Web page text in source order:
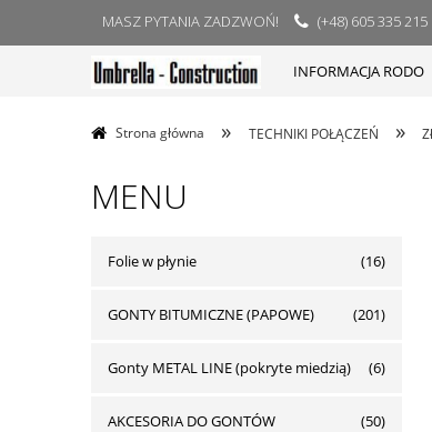
MASZ PYTANIA ZADZWOŃ! (+48) 605 335 215
INFORMACJA RODO
Strona główna » TECHNIKI POŁĄCZEŃ »
MENU
Folie w płynie (16)
GONTY BITUMICZNE (PAPOWE) (201)
Gonty METAL LINE (pokryte miedzią) (6)
AKCESORIA DO GONTÓW (50)